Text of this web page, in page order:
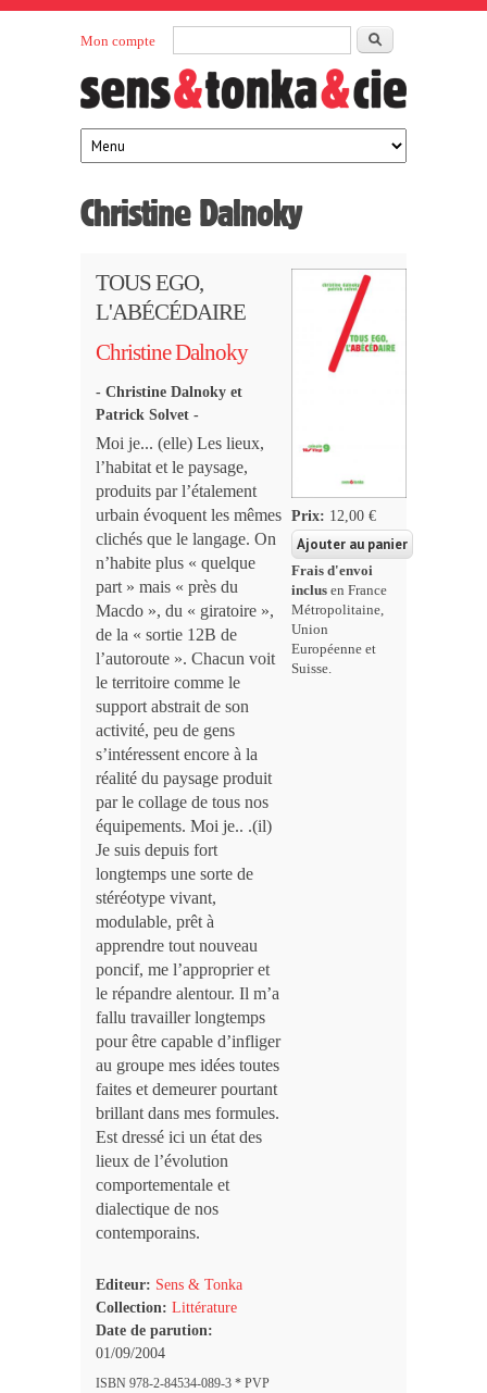
Rechercher
Mon compte
Sens et
Tonka
éditeurs
maison
d’édition
française
Christine Dalnoky
TOUS EGO,
L'ABÉCÉDAIRE
Christine Dalnoky
- Christine Dalnoky et
Patrick Solvet -
Moi je... (elle) Les lieux,
l’habitat et le paysage,
produits par l’étalement
urbain évoquent les mêmes
clichés que le langage. On
n’habite plus « quelque
part » mais « près du
Macdo », du « giratoire »,
de la « sortie 12B de
l’autoroute ». Chacun voit
le territoire comme le
support abstrait de son
activité, peu de gens
s’intéressent encore à la
réalité du paysage produit
par le collage de tous nos
équipements. Moi je.. .(il)
Je suis depuis fort
longtemps une sorte de
stéréotype vivant,
modulable, prêt à
apprendre tout nouveau
poncif, me l’approprier et
le répandre alentour. Il m’a
fallu travailler longtemps
pour être capable d’infliger
au groupe mes idées toutes
faites et demeurer pourtant
brillant dans mes formules.
Est dressé ici un état des
lieux de l’évolution
comportementale et
dialectique de nos
contemporains.
Editeur: Sens & Tonka
Collection: Littérature
Date de parution:
01/09/2004
ISBN 978-2-84534-089-3 * PVP
Prix: 12,00 €
Frais d'envoi
inclus en France
Métropolitaine,
Union
Européenne et
Suisse.